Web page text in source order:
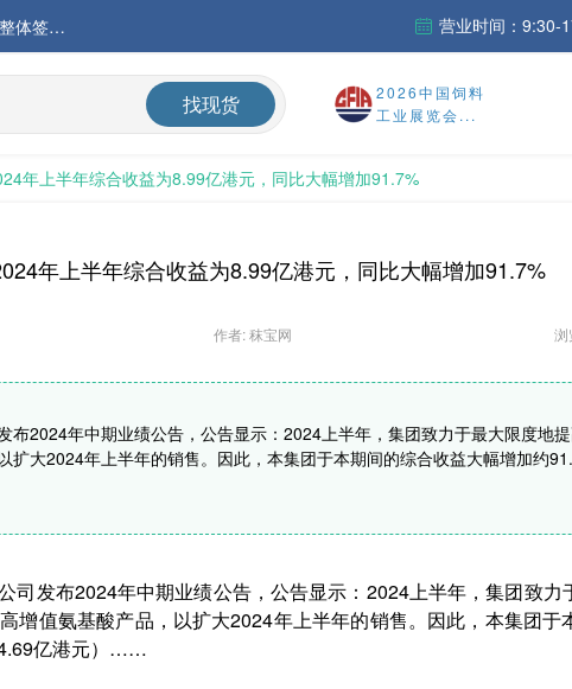
中国氨基酸市场苏氨酸价格稳定略强，其他品类稳中震荡，整体签单清淡；欧洲物流成本进一步上升
告
营业时间：9:30-
找现货
2026中国饲料
工业展览会...
年上半年综合收益为8.99亿港元，同比大幅增加91.7%
年上半年综合收益为8.99亿港元，同比大幅增加91.7%
作者: 秣宝网 浏
布2024年中期业绩公告，公告显示：2024上半年，集团致力于最大限度地
扩大2024年上半年的销售。因此，本集团于本期间的综合收益大幅增加约
司发布2024年中期业绩公告，公告显示：2024上半年，集团致力
增值氨基酸产品，以扩大2024年上半年的销售。因此，本集团于
亿港元）……